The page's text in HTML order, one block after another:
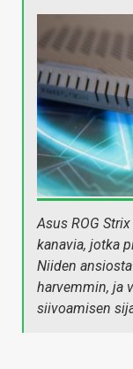
Asus ROG
kanavia, jotka
Niiden
harvemmin, ja
siivoamisen